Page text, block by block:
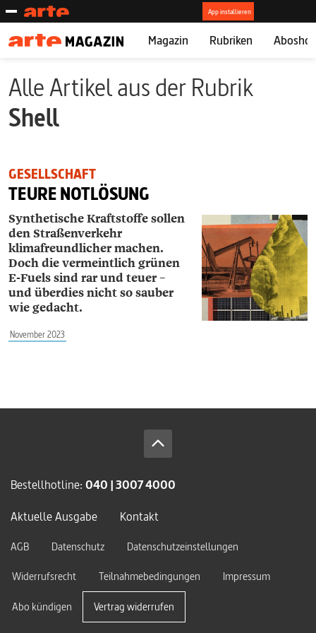
Magazin Rubriken
Alle Artikel aus der Rubrik
Shell
GESELLSCHAFT
TEURE NOTLÖSUNG
Synthetische Kraftstoffe sollen
den Straßen­verkehr
klimafreundlicher machen.
Doch die vermeintlich grünen
E-Fuels sind rar und teuer –
und überdies nicht so sauber
wie gedacht.
November 2023
Bestellhotline: 040 | 3007 4000
Aktuelle Ausgabe
Kontakt
AGB Datenschutz
Datenschutzeinstellungen
Widerrufsrecht
Teilnahmebedingungen Impressum
Abo kündigen Vertrag widerrufen